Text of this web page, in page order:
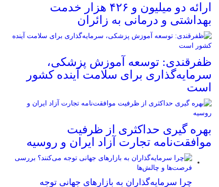
ارائه دو میلیون و ۴۲۶ هزار خدمت
بهداشتی و درمانی به زائران
ظفرقندی: توسعه آموزش پزشکی،
سرمایه‌گذاری برای سلامت آینده کشور
است
بهره گیری حداکثری از ظرفیت
موافقت‌نامه تجارت آزاد ایران و روسیه
چرا سرمایه‌گذاران به بازارهای جهانی توجه